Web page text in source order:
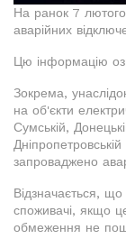
На ранок 7 лютого
аварійних
Цю інформацію
Зокрема,
на об'єкти
Сумській,
запроваджено
Відзначається,
споживачі, якщо
обмеження не